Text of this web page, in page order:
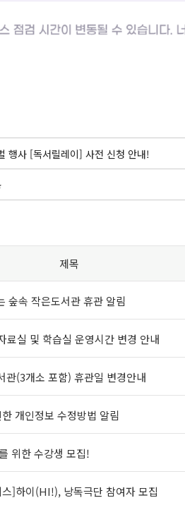
행사 [독서릴레이] 사전 신청 안내!
제목
숲속 작은도서관 휴관 알림
료실 및 학습실 운영시간 변경 안내
관(3개소 포함) 휴관일 변경안내
개인정보 수정방법 알림
위한 수강생 모집!
]하이(HI!), 낭독극단 참여자 모집